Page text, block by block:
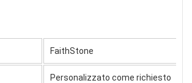
FaithStone
Personalizzato come richiesto